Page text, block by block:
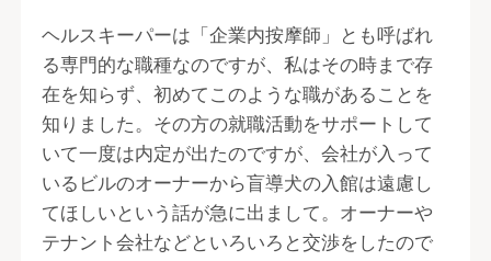
ヘルスキーパーは「企業内按摩師」とも呼ばれ
る専門的な職種なのですが、私はその時まで存
在を知らず、初めてこのような職があることを
知りました。その方の就職活動をサポートして
いて一度は内定が出たのですが、会社が入って
いるビルのオーナーから盲導犬の入館は遠慮し
てほしいという話が急に出まして。オーナーや
テナント会社などといろいろと交渉をしたので